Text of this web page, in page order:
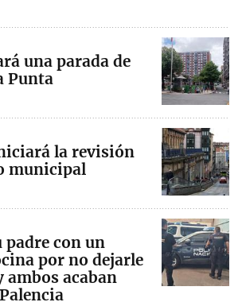
una parada de
Punta
la revisión
municipal
padre con un
por no dejarle
ambos acaban